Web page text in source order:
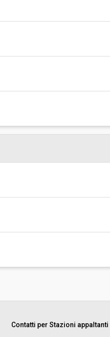
Contatti per Stazioni appaltanti